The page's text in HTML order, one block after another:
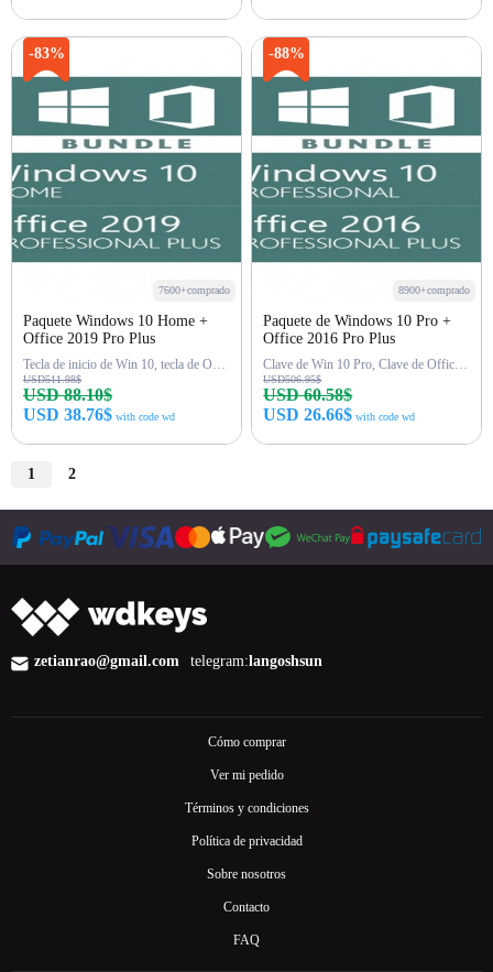
-83%
7600+comprado
Paquete Windows 10 Home +
Office 2019 Pro Plus
Tecla de inicio de Win 10, tecla de Office 2019 Pro
USD511.98$
USD 88.10$
USD 38.76$ with code wd
Comprar ahora
-88%
8900+comprado
Paquete de Windows 10 Pro +
Office 2016 Pro Plus
Clave de Win 10 Pro, Clave de Office 2016 Pro
USD506.95$
USD 60.58$
USD 26.66$ with code wd
1 2
zetianrao@gmail.com telegram:langoshsun
Cómo comprar
Ver mi pedido
Términos y condiciones
Política de privacidad
Sobre nosotros
Contacto
FAQ